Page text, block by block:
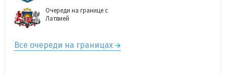
Очереди на границе с
Латвией
Все очереди на границах